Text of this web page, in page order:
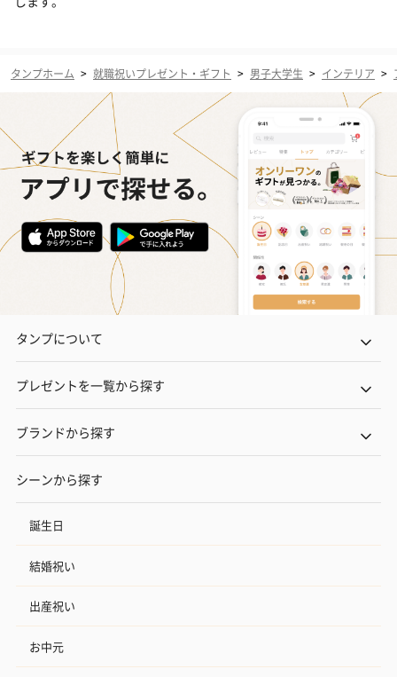
タンプホーム > 就職祝いプレゼント・ギフト > 男子大学生 > インテリア >
タンプについて
プレゼントを一覧から探す
ブランドから探す
シーンから探す
誕生日
結婚祝い
出産祝い
お中元